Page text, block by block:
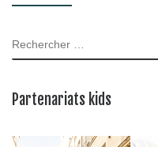
RECHERCHER
Partenariats kids